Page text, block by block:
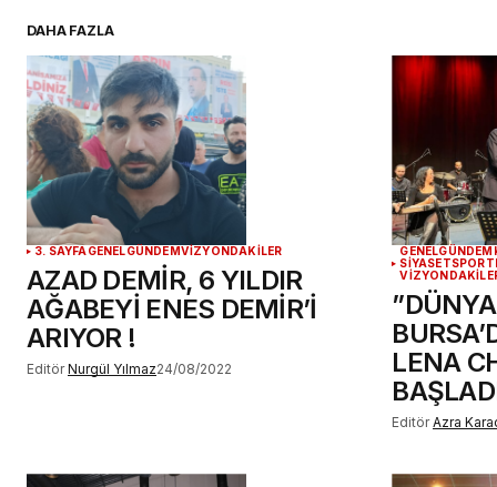
DAHA FAZLA
3. SAYFA GENELGÜNDEMVİZYONDAKİLER
AZAD DEMİR, 6 YILDIR
AĞABEYİ ENES DEMİR’İ
ARIYOR !
Editör Nurgül Yılmaz24/08/2022
GENELGÜNDEM
SİYASETSPOR
LENA
Editör Azra